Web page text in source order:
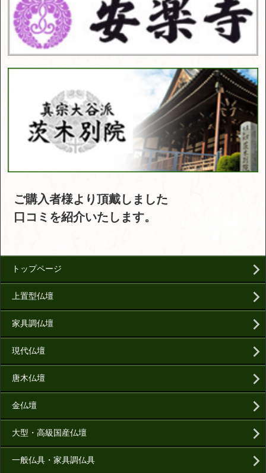
ご購入者様より頂戴しました
口コミを紹介いたします。
トップページ
上置型仏壇
家具調仏壇
現代仏壇
唐木仏壇
金仏壇
大型・高級国産仏壇
一般仏具・家具調仏具